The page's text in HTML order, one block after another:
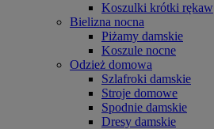
Koszulki krótki rękaw
Bielizna nocna
Piżamy damskie
Koszule nocne
Odzież domowa
Szlafroki damskie
Stroje domowe
Spodnie damskie
Dresy damskie